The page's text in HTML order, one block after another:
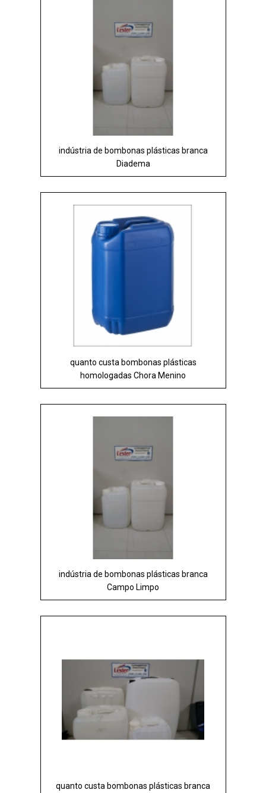
indústria de bombonas plásticas branca
Diadema
quanto custa bombonas plásticas
homologadas Chora Menino
indústria de bombonas plásticas branca
Campo Limpo
quanto custa bombonas plásticas branca